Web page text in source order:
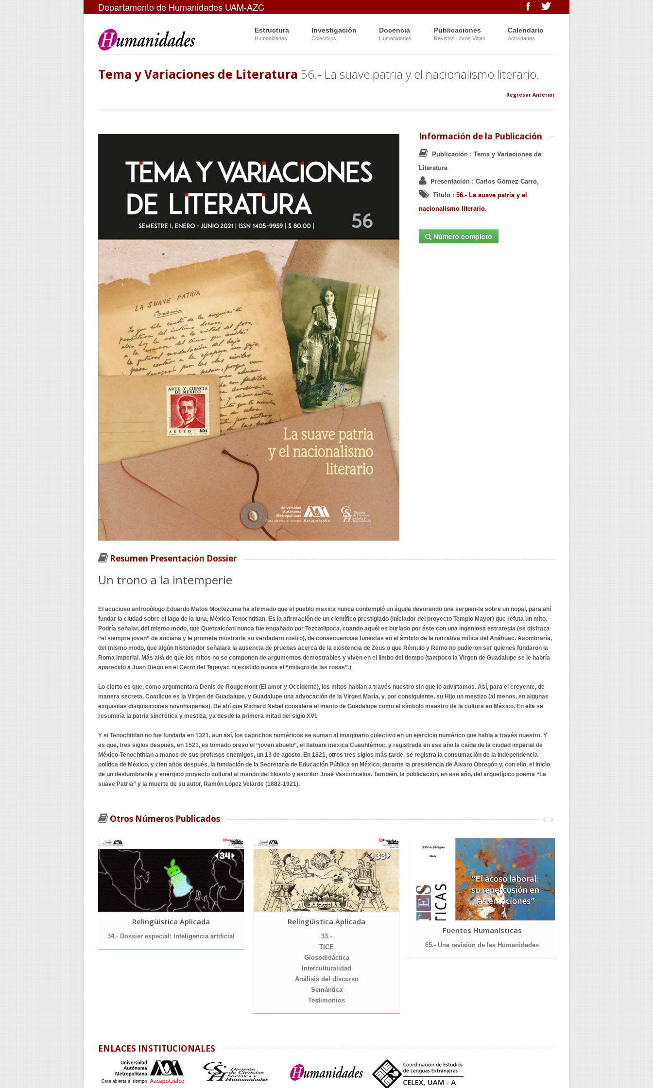
Departamento de Humanidades UAM-AZC
Estructura
Humanidades
Investigación
Colectivos
Docencia
Humanidades
Publicaciones
Revistas Libros Video
Calendario
Actividades
Tema y Variaciones de Literatura 56.- La suave patria y el nacionalismo literario.
Regresar Anterior
Información de la Publicación
Publicación : Tema y Variaciones de
Literatura
Presentación : Carlos Gómez Carro,
Titulo : 56.- La suave patria y el
nacionalismo literario.
Número completo
Resumen Presentación Dossier
Un trono a la intemperie
El acucioso antropólogo Eduardo Matos Moctezuma ha afirmado que el pueblo mexica nunca contempló un águila devorando una serpien-te sobre un nopal, para ahí
fundar la ciudad sobre el lago de la luna, México-Tenochtitlan. Es la afirmación de un científico prestigiado (iniciador del proyecto Templo Mayor) que refuta un mito.
Podría señalar, del mismo modo, que Quetzalcóatl nunca fue engañado por Tezcatlipoca, cuando aquél es burlado por éste con una ingeniosa estrategia (se disfraza
“el siempre joven” de anciana y le promete mostrarle su verdadero rostro), de consecuencias funestas en el ámbito de la narrativa mítica del Anáhuac. Asombraría,
del mismo modo, que algún historiador señalara la ausencia de pruebas acerca de la existencia de Zeus o que Rémulo y Remo no pudieron ser quienes fundaron la
Roma imperial. Más allá de que los mitos no se componen de argumentos demostrables y viven en el limbo del tiempo (tampoco la Virgen de Guadalupe se le habría
aparecido a Juan Diego en el Cerro del Tepeyac ni existido nunca el “milagro de las rosas”.)
Lo cierto es que, como argumentara Denis de Rougemont (El amor y Occidente), los mitos hablan a través nuestro sin que lo advirtamos. Así, para el creyente, de
manera secreta, Coatlicue es la Virgen de Guadalupe, y Guadalupe una advocación de la Virgen María, y, por consiguiente, su Hijo un mestizo (al menos, en algunas
exquisitas disquisiciones novohispanas). De ahí que Richard Nebel considere el manto de Guadalupe como el símbolo maestro de la cultura en México. En ella se
resumiría la patria sincrética y mestiza, ya desde la primera mitad del siglo XVI.
Y si Tenochtitlan no fue fundada en 1321, aun así, los caprichos numéricos se suman al imaginario colectivo en un ejercicio numérico que habla a través nuestro. Y
es que, tres siglos después, en 1521, es tomado preso el “joven abuelo”, el tlatoani mexica Cuauhtémoc, y registrada en ese año la caída de la ciudad imperial de
México-Tenochtitlan a manos de sus profusos enemigos, un 13 de agosto. En 1821, otros tres siglos más tarde, se registra la consumación de la Independencia
política de México, y cien años después, la fundación de la Secretaría de Educación Pública en México, durante la presidencia de Álvaro Obregón y, con ello, el inicio
de un deslumbrante y enérgico proyecto cultural al mando del filósofo y escritor José Vasconcelos. También, la publicación, en ese año, del arquetípico poema “La
suave Patria” y la muerte de su autor, Ramón López Velarde (1882-1921).
Otros Números Publicados
Relingüistica Aplicada
34.- Dossier especial: Inteligencia artificial
Relingüistica Aplicada
33.-
TICE
Glosodidáctica
Interculturalidad
Análisis del discurso
Semántica
Testimonios
Fuentes Humanísticas
65.- Una revisión de las Humanidades
ENLACES INSTITUCIONALES